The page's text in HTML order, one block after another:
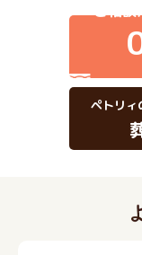
ご相談
ペトリィ